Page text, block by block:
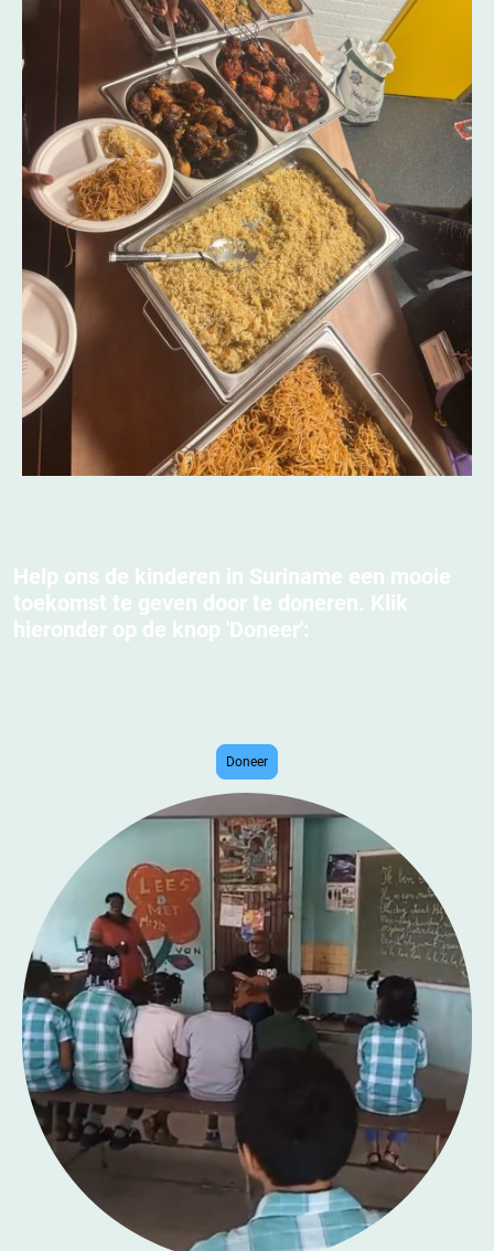
Help ons de kinderen in Suriname een mooie
toekomst te geven door te doneren. Klik
hieronder op de knop 'Doneer':
Doneer